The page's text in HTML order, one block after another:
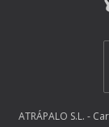
ATRÁPALO S.L. -